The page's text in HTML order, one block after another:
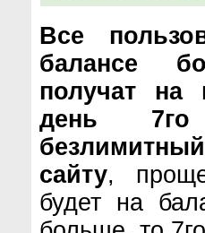
Все
балансе
получат на
день
сайту,
будет на